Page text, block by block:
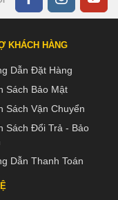
KHÁCH HÀNG
Dẫn Đặt Hàng
Sách Bảo Mật
Sách Vận Chuyển
Sách Đổi Trả - Bảo
Dẫn Thanh Toán